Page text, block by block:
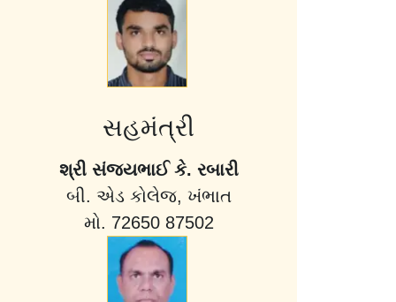
સહમંત્રી
શ્રી સંજયભાઈ કે. રબારી
બી. એડ કોલેજ, ખંભાત
મો. 72650 87502